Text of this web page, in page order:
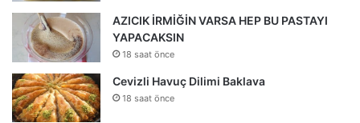
AZICIK İRMİĞİN VARSA HEP BU PASTAYI
YAPACAKSIN
18 saat önce
Cevizli Havuç Dilimi Baklava
18 saat önce